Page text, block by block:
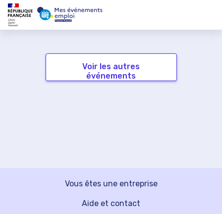
Voir les autres
événements
Vous êtes une entreprise
Aide et contact